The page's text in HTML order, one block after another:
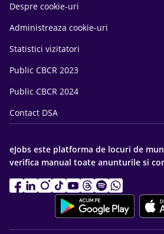
Despre cookie-uri
Administreaza cookie-uri
Statistici vizitatori
Public CBCR 2023
Public CBCR 2024
Contact DSA
eJobs este platforma de locuri de
verifica manual toate anunturile si